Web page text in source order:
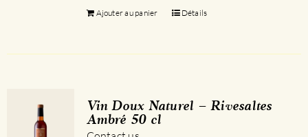
Ajouter au panier Détails
Vin Doux Naturel – Rivesaltes
Ambré 50 cl